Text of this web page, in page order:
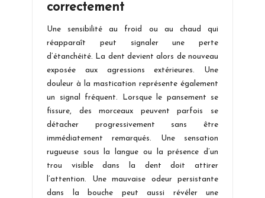
correctement
Une sensibilité au froid ou au chaud qui
réapparaît peut signaler une perte
d’étanchéité. La dent devient alors de nouveau
exposée aux agressions extérieures. Une
douleur à la mastication représente également
un signal fréquent. Lorsque le pansement se
fissure, des morceaux peuvent parfois se
détacher progressivement sans être
immédiatement remarqués. Une sensation
rugueuse sous la langue ou la présence d’un
trou visible dans la dent doit attirer
l’attention. Une mauvaise odeur persistante
dans la bouche peut aussi révéler une